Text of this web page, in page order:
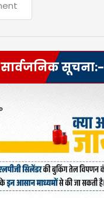
सार्वजनिक सूचना:-